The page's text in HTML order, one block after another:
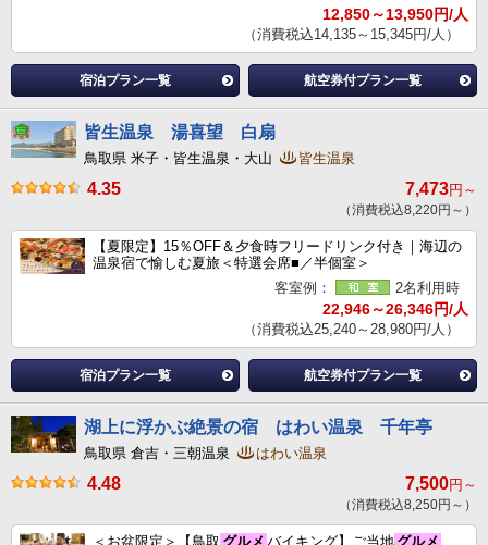
12,850～13,950円/人
（消費税込14,135～15,345円/人）
宿泊プラン一覧 航空券付プラン一覧
皆生温泉 湯喜望 白扇
鳥取県 米子・皆生温泉・大山 皆生温泉
4.35 7,473円～
（消費税込8,220円～）
【夏限定】15％OFF＆夕食時フリードリンク付き｜海辺の
温泉宿で愉しむ夏旅＜特選会席■／半個室＞
客室例：
2名利用時
22,946～26,346円/人
（消費税込25,240～28,980円/人）
宿泊プラン一覧 航空券付プラン一覧
湖上に浮かぶ絶景の宿 はわい温泉 千年亭
鳥取県 倉吉・三朝温泉 はわい温泉
4.48 7,500円～
（消費税込8,250円～）
＜お盆限定＞【鳥取 グルメ バイキング】ご当地 グルメ